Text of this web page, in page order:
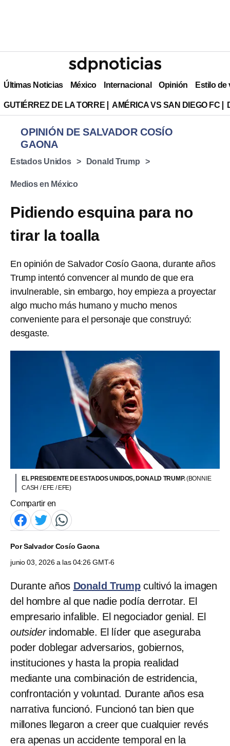
Últimas Noticias México Internacional Opinión Estilo de
GUTIÉRREZ DE LA TORRE AMÉRICA VS SAN DIEGO FC
OPINIÓN DE SALVADOR COSÍO
GAONA
Estados Unidos Donald Trump
Medios en México
Pidiendo esquina para no
tirar la toalla
En opinión de Salvador Cosío Gaona, durante años
Trump intentó convencer al mundo de que era
invulnerable, sin embargo, hoy empieza a proyectar
algo mucho más humano y mucho menos
conveniente para el personaje que construyó:
desgaste.
EL PRESIDENTE DE ESTADOS UNIDOS, DONALD TRUMP.(BONNIE
CASH / EFE / EFE)
Compartir en
PorSalvador Cosío Gaona
junio 03, 2026 a las 04:26 GMT-6
Durante años Donald Trumpcultivó la imagen
del hombre al que nadie podía derrotar. El
empresario infalible. El negociador genial. El
outsiderindomable. El líder que aseguraba
poder doblegar adversarios, gobiernos,
instituciones y hasta la propia realidad
mediante una combinación de estridencia,
confrontación y voluntad. Durante años esa
narrativa funcionó. Funcionó tan bien que
millones llegaron a creer que cualquier revés
era apenas un accidente temporal en la